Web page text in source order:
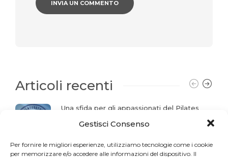
Gestisci Consenso
Per fornire le migliori esperienze, utilizziamo tecnologie come i cookie
per memorizzare e/o accedere alle informazioni del dispositivo. Il
Articoli recenti
Una sfida per gli appassionati del Pilates
La storia del mese. Liberarsi dal dolore